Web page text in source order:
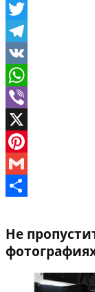
Facebook
Twitter
Telegram
VK
WhatsApp
Viber
X
Pinterest
Gmail
Не